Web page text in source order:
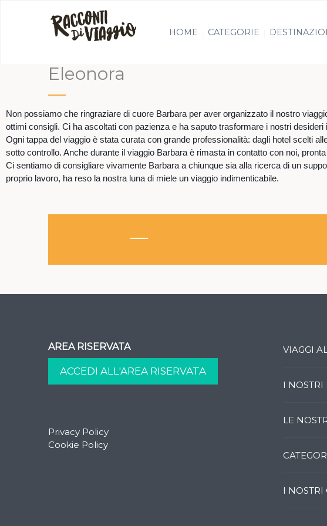
HOME CATEGORIE
Eleonora
Non possiamo che ringraziare di cuore Barbara per aver organizzato il nostro
ottimi consigli. Ci ha ascoltati con pazienza e ha saputo trasformare i nostri desideri
Ogni tappa del viaggio è stata curata con grande professionalità: dagli hotel scelti
sotto controllo. Anche durante il viaggio Barbara è rimasta in contatto con noi,
Ci sentiamo di consigliare vivamente Barbara a chiunque sia alla ricerca di un
proprio lavoro, ha reso la nostra luna di miele un viaggio indimenticabile.
AREA RISERVATA
Privacy Policy
Cookie Policy
VIAGGI
I NOSTRI
LE
I NOSTRI